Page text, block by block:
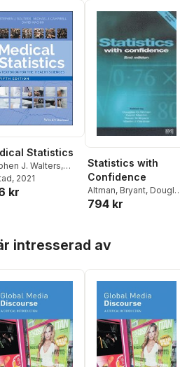
Statistics
J. Walters,
J. Campbell
Machin
, 2021
kr
Statistics with
Confidence
Altman, Bryant,
Altman,David Machin
794 kr
intresserad av